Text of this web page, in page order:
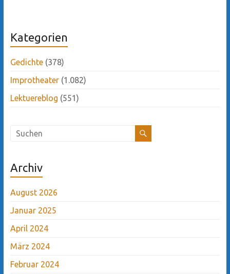
Kategorien
Gedichte(378)
Improtheater(1.082)
Lektuereblog (551)
Archiv
August 2026
Januar 2025
April 2024
März 2024
Februar 2024